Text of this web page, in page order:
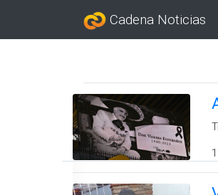
Cadena Noticias